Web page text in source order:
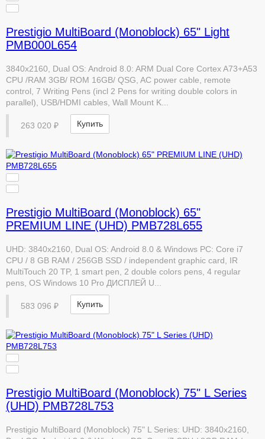
Prestigio MultiBoard (Monoblock) 65" Light
PMB000L654
3840x2160, Dual OS: Android 8.0: ARM Dual Core Cortex A73+A53
CPU /RAM 3GB/ ROM 16GB/ QSG, AC power cable, remote
control, 7 Writing Pens (incl 2 Pens for writing double colors in
parallel), USB/HDMI cables, Wall Mount K...
263 020 ₽ Купить
Prestigio MultiBoard (Monoblock) 65"
PREMIUM LINE (UHD) PMB728L655
UHD: 3840x2160, Dual OS: Android 8.0 & Windows PC: Core i7
CPU / 8 GB RAM / 256GB SSD / independent graphic card, IR
MultiTouch 20 TP, 1 smart pen, 2 double colors pens, 4 regular
pens, OS Windows 10 Pro ДИСПЛЕЙ U...
583 096 ₽ Купить
Prestigio MultiBoard (Monoblock) 75" L Series
(UHD) PMB728L753
Prestigio MultiBoard (Monoblock) 75" L Series: UHD: 3840x2160,